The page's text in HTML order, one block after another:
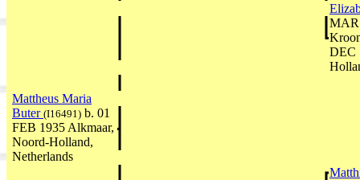
MAR
DEC
Mattheus Maria
Buter (I16491) b. 01
FEB 1935 Alkmaar,
Noord-Holland,
Netherlands